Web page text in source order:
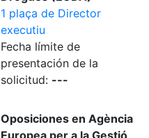
1 plaça de Director
executiu
Fecha límite de
presentación de la
solicitud: ---
Oposiciones en Agència
Europea per a la Gestió